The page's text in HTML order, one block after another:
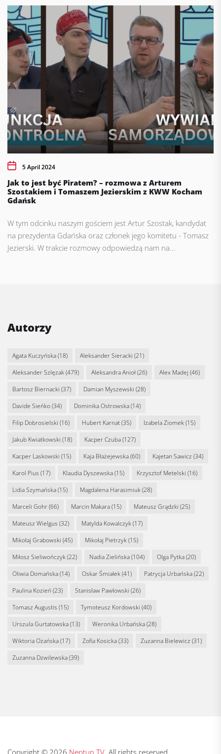
5 April 2024
Jak to jest być Piratem? – rozmowa z Arturem
Szostakiem i Tomaszem Jezierskim z KWW Kocham
Gdańsk
W tym odcinku naszym gościem jest Artur Szostak, kandydat
na prezydenta Gdańska oraz członek jego komitetu - Tomasz
Jezierski. W trakcie rozmowy odpowiedzą nam na...
Autorzy
Agata Kuczyńska(18) Aleksander Sieracki (21)
Aleksander Szlęzak(479) Aleksandra Anioł(26) Alex Madej (46)
Bartosz Biernacki (37) Damian Myszewski (28)
Davide Sieńko(34) Dominika Ostrowska(14)
Filip Dobrosielski (16) Hubert Karnat(35) Izabela Ziomek(15)
Jakub Kwiatkowski (18) Kacper Czuba(127)
Kacper Laskowski (15) Kaja Błażejewska(60) Kajetan Sawicz (34)
Karol Pius (17) Klaudia Dyszewska(15) Krzysztof Metelski (16)
Lidia Szymańska(15) Magdalena Harasimiuk(28)
Marceli Gohr(66) Marcin Makara(15) Mateusz Grądzki (25)
Mateusz Wielgus (32) Matylda Kowalczyk(17)
Mikołaj Grabowski (45) Mikołaj Pietrzyk(15)
Miłosz Sieliwończyk(22) Nadia Zielińska(104) Olga Pytka(20)
Oliwia Domańska(14) Oskar Śmiałek(41) Patrycja Urbańska(22)
Paulina Kozień (23) Stanisław Pawłowski (26)
Tomasz Augustis (15) Tymoteusz Kordowski (40)
Urszula Gurtatowska(13) Weronika Urbańska(28)
Wiktoria Ożańska(17) Zofia Kosicka(33) Zuzanna Bielewicz (31)
Zuzanna Dzwilewska(39)
Copyright © 2026 Neptun TV. All rights reserved.